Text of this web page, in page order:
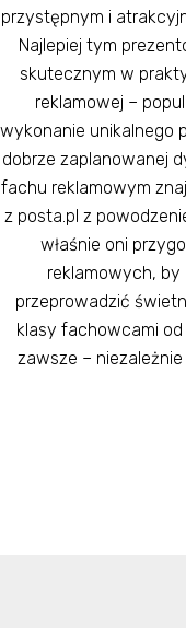
przystępnym i
Najlepiej tym
skutecznym w
reklamowej –
wykonanie unikalnego
dobrze zaplanowanej
fachu reklamowym
z posta.pl z
właśnie oni
reklamowych, by
przeprowadzić
klasy fachowcami
zawsze –